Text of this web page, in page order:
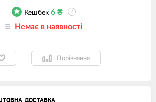
Кешбек 6 ₴ ?
Немає в наявності
Порівняння
ДОСТАВКА